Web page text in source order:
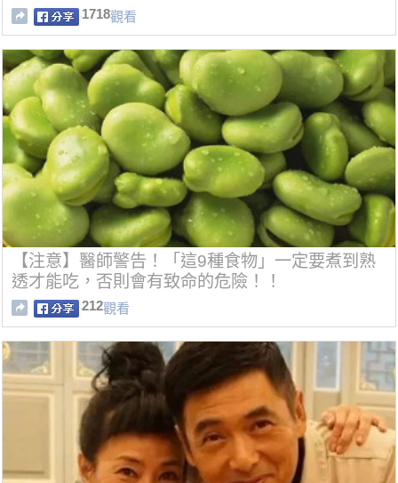
1718觀看
【注意】醫師警告！「這9種食物」一定要煮到熟
透才能吃，否則會有致命的危險！！
212觀看